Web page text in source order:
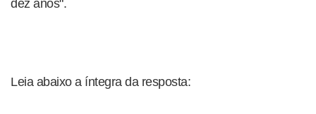
dez anos".
Leia abaixo a íntegra da resposta: